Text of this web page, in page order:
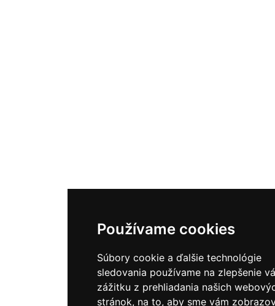
Používame cookies
Súbory cookie a ďalšie technológie
sledovania používame na zlepšenie
zážitku z prehliadania našich
stránok, na to, aby sme vám